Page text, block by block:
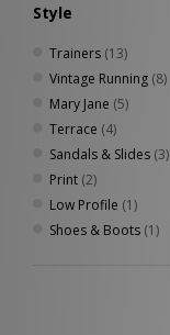
Style
Trainers (13)
Vintage Running (8)
Mary Jane (5)
Terrace (4)
Sandals & Slides (3)
Print (2)
Low Profile (1)
Shoes & Boots (1)